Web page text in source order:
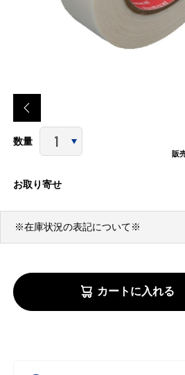
数量
販
お取り寄せ
※在庫状況の表記について※
カートに入れる